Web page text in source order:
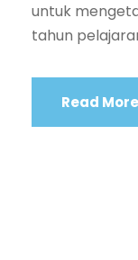
untuk
tahun
Read More